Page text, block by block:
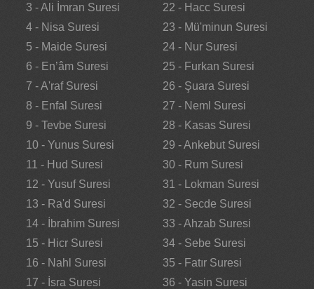
3 - Ali İmran Suresi
4 - Nisa Suresi
5 - Maide Suresi
6 - En’âm Suresi
7 - A'raf Suresi
8 - Enfal Suresi
9 - Tevbe Suresi
10 - Yunus Suresi
11 - Hud Suresi
12 - Yusuf Suresi
13 - Ra'd Suresi
14 - İbrahim Suresi
15 - Hicr Suresi
16 - Nahl Suresi
17 - İsra Suresi
22 - Hacc Suresi
23 - Mü'minun Suresi
24 - Nur Suresi
25 - Furkan Suresi
26 - Şuara Suresi
27 - Neml Suresi
28 - Kasas Suresi
29 - Ankebut Suresi
30 - Rum Suresi
31 - Lokman Suresi
32 - Secde Suresi
33 - Ahzab Suresi
34 - Sebe Suresi
35 - Fatır Suresi
36 - Yasin Suresi